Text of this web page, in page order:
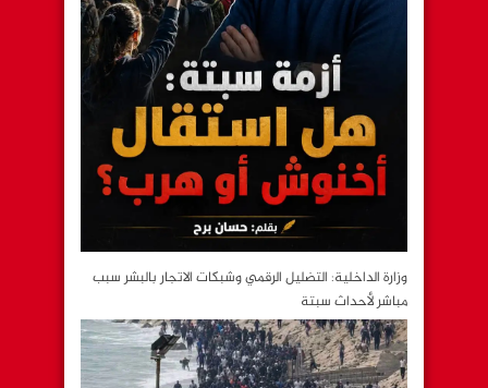
وزارة الداخلية: التضليل الرقمي وشبكات الاتجار بالبشر سبب
مباشر لأحداث سبتة